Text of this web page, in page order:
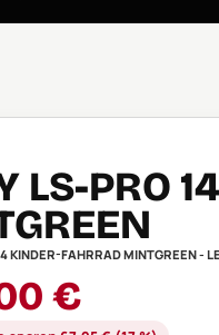
LS-PRO 14
KINDER-FAHRRAD MINTGREEN -
€